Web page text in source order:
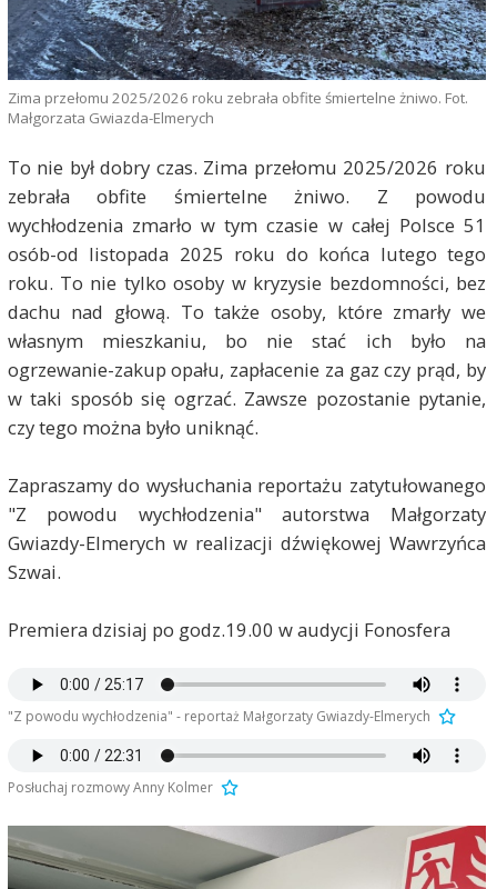
Zima przełomu 2025/2026 roku zebrała obfite śmiertelne żniwo. Fot.
Małgorzata Gwiazda-Elmerych
To nie był dobry czas. Zima przełomu 2025/2026 roku
zebrała obfite śmiertelne żniwo. Z powodu
wychłodzenia zmarło w tym czasie w całej Polsce 51
osób-od listopada 2025 roku do końca lutego tego
roku. To nie tylko osoby w kryzysie bezdomności, bez
dachu nad głową. To także osoby, które zmarły we
własnym mieszkaniu, bo nie stać ich było na
ogrzewanie-zakup opału, zapłacenie za gaz czy prąd, by
w taki sposób się ogrzać. Zawsze pozostanie pytanie,
czy tego można było uniknąć.
Zapraszamy do wysłuchania reportażu zatytułowanego
"Z powodu wychłodzenia" autorstwa Małgorzaty
Gwiazdy-Elmerych w realizacji dźwiękowej Wawrzyńca
Szwai.
Premiera dzisiaj po godz.19.00 w audycji Fonosfera
"Z powodu wychłodzenia" - reportaż Małgorzaty Gwiazdy-Elmerych
Posłuchaj rozmowy Anny Kolmer